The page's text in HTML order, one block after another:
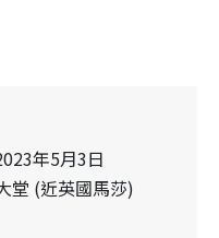
年5月3日
堂 (近英國馬莎)